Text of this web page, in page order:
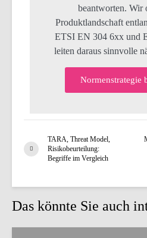
beantworten. Wir
Produktlandschaft
ETSI EN 304 6xx und
leiten daraus sinnvolle
Normenstrategie
TARA, Threat Model,
Risikobeurteilung:
Begriffe im Vergleich
Das könnte Sie auch